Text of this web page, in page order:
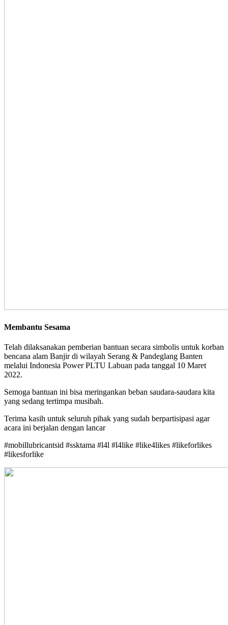
Membantu Sesama
Telah dilaksanakan pemberian bantuan secara simbolis untuk korban
bencana alam Banjir di wilayah Serang & Pandeglang Banten
melalui Indonesia Power PLTU Labuan pada tanggal 10 Maret
2022.
Semoga bantuan ini bisa meringankan beban saudara-saudara kita
yang sedang tertimpa musibah.
Terima kasih untuk seluruh pihak yang sudah berpartisipasi agar
acara ini berjalan dengan lancar
#mobillubricantsid #ssktama #l4l #l4like #like4likes #likeforlikes
#likesforlike